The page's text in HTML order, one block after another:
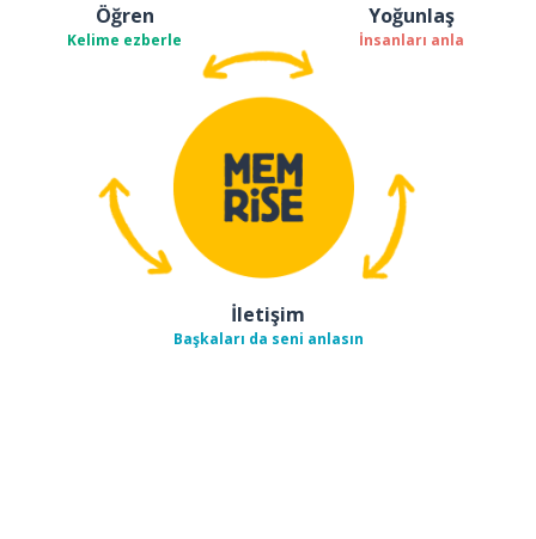
Öğren
Kelime ezberle
Yoğunlaş
İnsanları anla
İletişim
Başkaları da seni anlasın